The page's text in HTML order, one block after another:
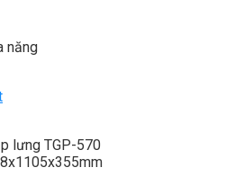
năng
lưng TGP-570